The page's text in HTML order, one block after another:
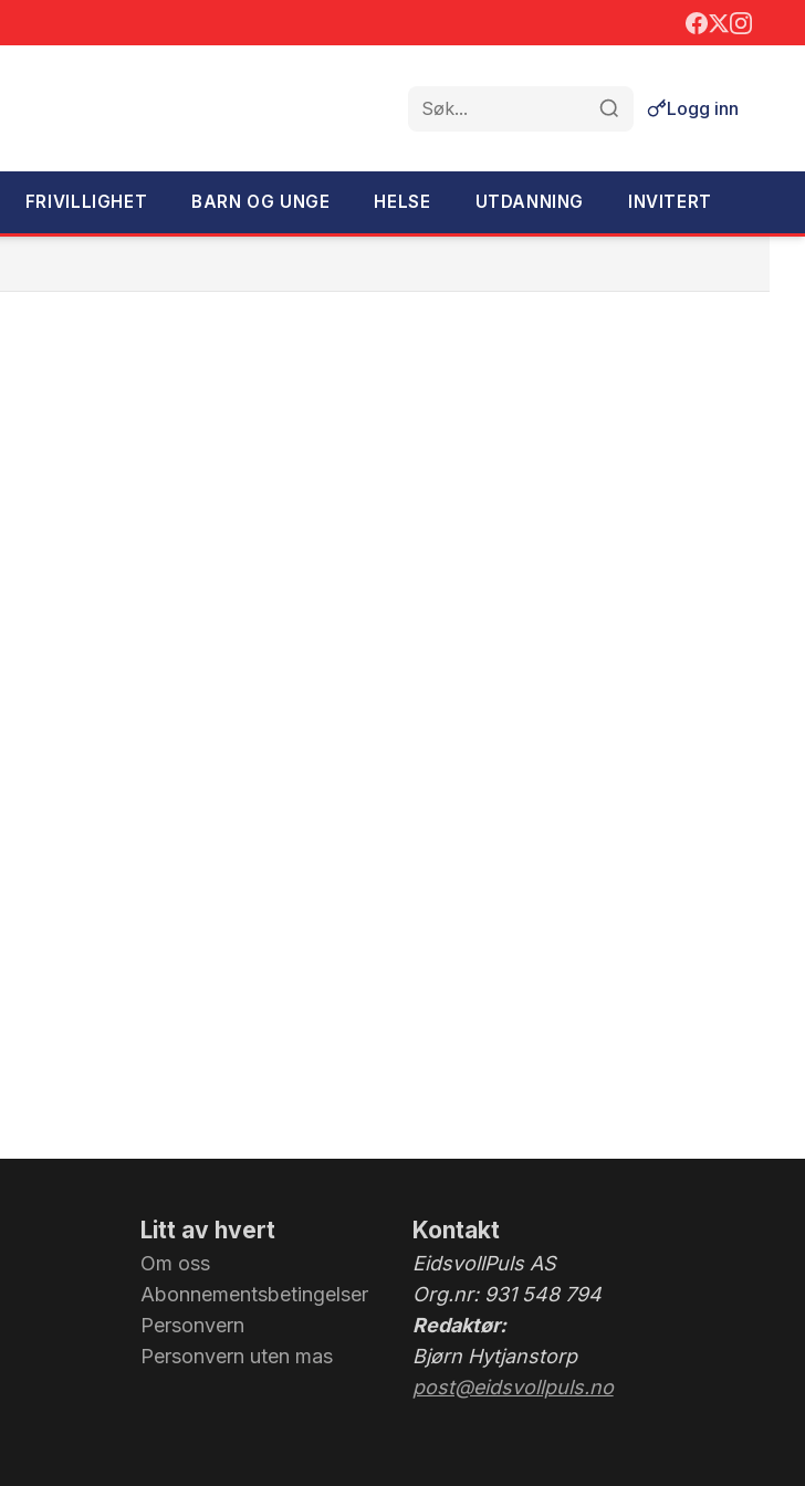
Søk
Logg inn
FRIVILLIGHET BARN OG UNGE HELSE UTDANNING INVITERT
Litt av hvert
Om oss
Abonnementsbetingelser
Personvern
Personvern uten mas
Kontakt
EidsvollPuls AS
Org.nr: 931 548 794
Redaktør:
Bjørn Hytjanstorp
post@eidsvollpuls.no